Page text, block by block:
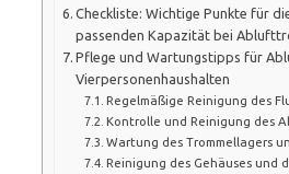
Checkliste: Wichtige Punkte für
passenden Kapazität bei
Pflege und Wartungstipps für
Vierpersonenhaushalten
Regelmäßige Reinigung des
Kontrolle und Reinigung des
Wartung des Trommellagers
Reinigung des Gehäuses und